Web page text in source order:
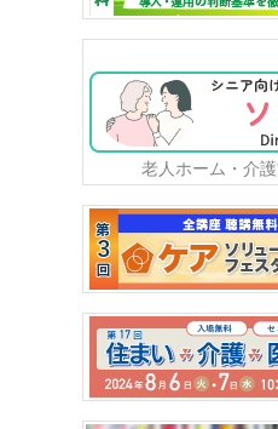
老人ホーム・介